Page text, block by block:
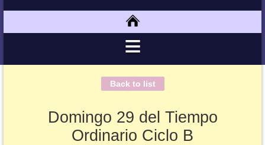
Back to list
Domingo 29 del Tiempo
Ordinario Ciclo B